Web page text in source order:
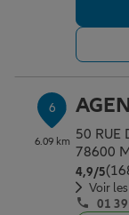
6
6.09 km 50 RUE
78600
4,9/5Note
Voir
01